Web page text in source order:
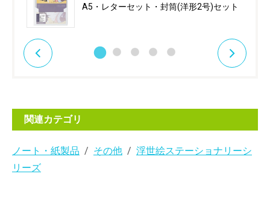
A5・レターセット・封筒(洋形2号)セット
関連カテゴリ
ノート・紙製品 その他
浮世絵ステーショナリーシ
リーズ